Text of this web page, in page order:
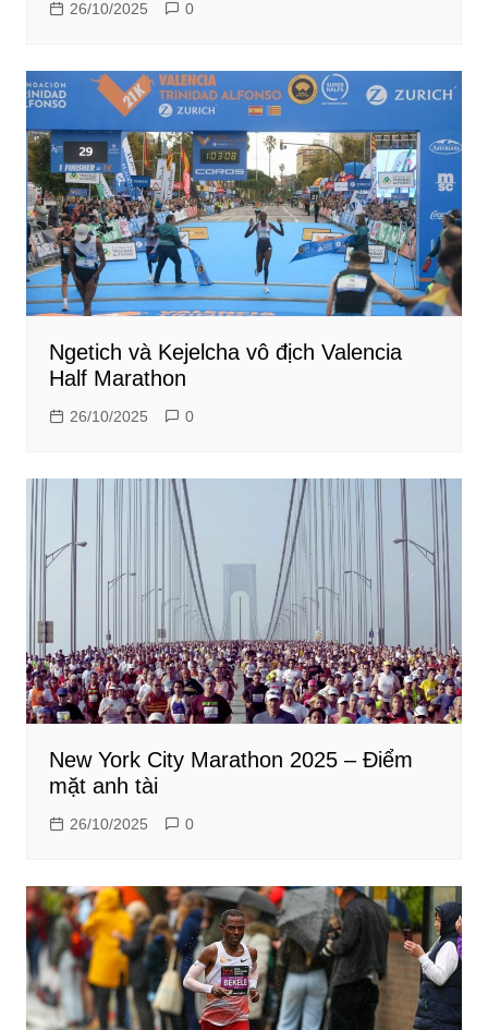
26/10/2025 0
Ngetich và Kejelcha vô địch Valencia
Half Marathon
26/10/2025 0
New York City Marathon 2025 – Điểm
mặt anh tài
26/10/2025 0